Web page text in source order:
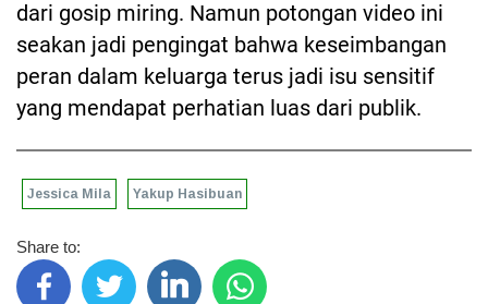
dari gosip miring. Namun potongan video ini
seakan jadi pengingat bahwa keseimbangan
peran dalam keluarga terus jadi isu sensitif
yang mendapat perhatian luas dari publik.
Jessica Mila Yakup Hasibuan
Share to: